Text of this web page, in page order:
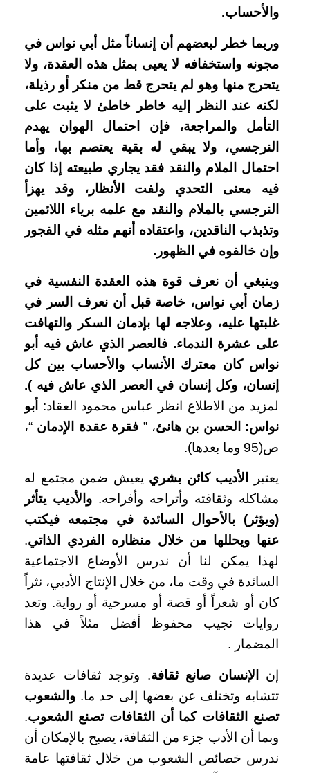
والأحساب.
وربما خطر لبعضهم أن إنساناً مثل أبي نواس في
مجونه واستخفافه لا يعيى بمثل هذه العقدة، ولا
يتحرج منها وهو لم يتحرج قط من منكر أو رذيلة،
لكنه عند النظر إليه خاطر خاطئ لا يثبت على
التأمل والمراجعة، فإن احتمال الهوان يهدم
النرجسي، ولا يبقي له بقية يعتصم بها، وأما
احتمال الملام والنقد فقد يجاري طبيعته إذا كان
فيه معنى التحدي ولفت الأنظار، وقد يهزأ
النرجسي بالملام والنقد مع علمه برياء اللائمين
وتذبذب الناقدين، واعتقاده أنهم مثله في الفجور
وإن خالفوه في الظهور .
وينبغي أن نعرف قوة هذه العقدة النفسية في
زمان أبي نواس، خاصة قبل أن نعرف السر في
غلبتها عليه، وعلاجه لها بإدمان السكر والتهافت
على عشرة الندماء. فالعصر الذي عاش فيه أبو
نواس كان معترك الأنساب والأحساب بين كل
إنسان، وكل إنسان في العصر الذي عاش فيه ).
لمزيد من الاطلاع انظر عباس محمود العقاد:
أبو
نواس: الحسن بن هانئ، ” فقرة عقدة الإدمان “،
ص(95 وما بعدها).
يعتبر الأديب كائن بشري يعيش ضمن مجتمع له
مشاكله وثقافته وأتراحه وأفراحه. والأديب يتأثر
(ويؤثر) بالأحوال السائدة في مجتمعه فيكتب
عنها ويحللها من خلال منظاره الفردي الذاتي.
لهذا يمكن لنا أن ندرس الأوضاع الاجتماعية
السائدة في وقت ما، من خلال الإنتاج الأدبي، نثراً
كان أو شعراً أو قصة أو مسرحية أو رواية. وتعد
روايات نجيب محفوظ أفضل مثلاً في هذا
المضمار .
إن الإنسان صانع ثقافة. وتوجد ثقافات عديدة
تتشابه وتختلف عن بعضها إلى حد ما. والشعوب
تصنع الثقافات كما أن الثقافات تصنع الشعوب.
وبما أن الأدب جزء من الثقافة، يصبح بالإمكان أن
ندرس خصائص الشعوب من خلال ثقافتها عامة